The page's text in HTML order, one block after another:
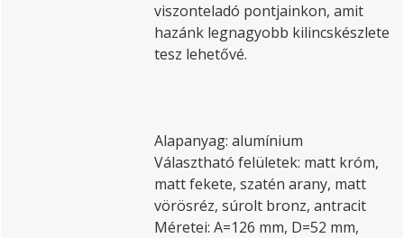
viszonteladó pontjainkon, amit
hazánk legnagyobb kilincskészlete
tesz lehetővé.
Alapanyag: alumínium
Választható felületek: matt króm,
matt fekete, szatén arany, matt
vörösréz, súrolt bronz, antracit
Méretei: A=126 mm, D=52 mm,